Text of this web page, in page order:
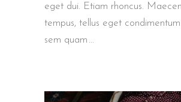
eget dui. Etiam rhoncus.
tempus, tellus eget condimentum
sem quam